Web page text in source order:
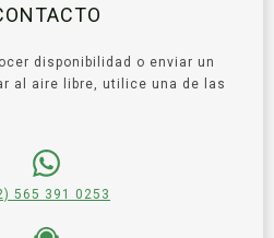
disponibilidad o enviar un
al aire libre, utilice una de las
565 391 0253